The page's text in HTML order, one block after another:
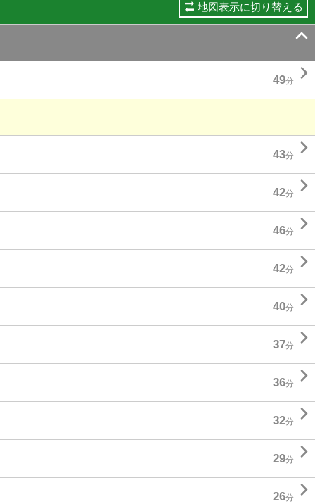
地図表示に切り替える

49分 
43分 
42分 
46分 
42分 
40分 
37分 
36分 
32分 
29分 
26分 